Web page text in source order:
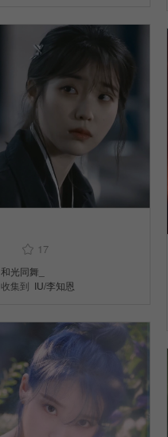
17
和光同舞_
收集到 IU/李知恩